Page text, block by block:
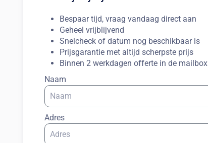
Bespaar tijd, vraag vandaag direct aan
Geheel vrijblijvend
Snelcheck of datum nog beschikbaar is
Prijsgarantie met altijd scherpste prijs
Binnen 2 werkdagen offerte in de mailbox
Naam
Adres